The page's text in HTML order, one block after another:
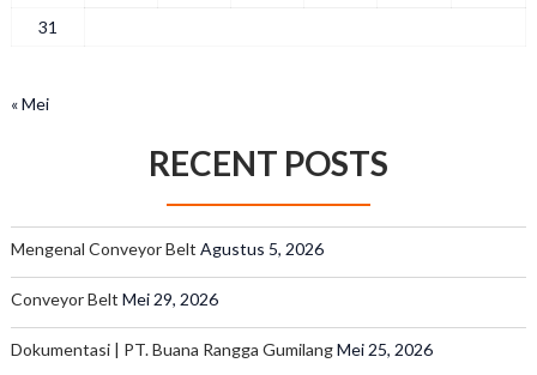
31
« Mei
RECENT POSTS
Mengenal Conveyor Belt Agustus 5, 2026
Conveyor Belt Mei 29, 2026
Dokumentasi | PT. Buana Rangga GumilangMei 25, 2026